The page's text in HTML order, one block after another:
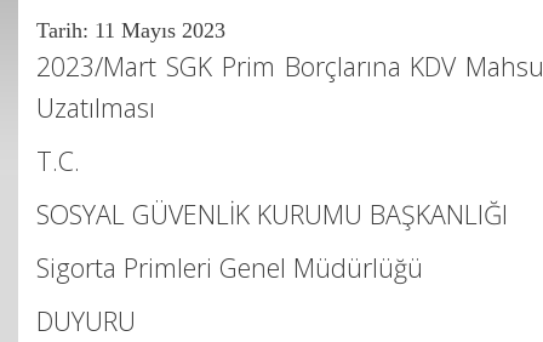
Tarih: 11 Mayıs 2023
2023/Mart SGK Prim Borçlarına KDV
Uzatılması
T.C.
SOSYAL GÜVENLİK KURUMU BAŞKANLIĞI
Sigorta Primleri Genel Müdürlüğü
DUYURU